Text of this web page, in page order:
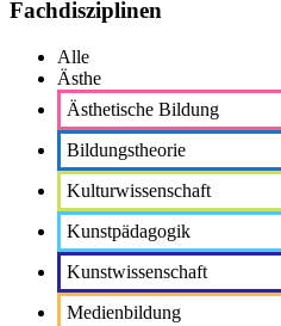
Fachdisziplinen
Alle
Ästhe
Ästhetische Bildung
Bildungstheorie
Kulturwissenschaft
Kunstpädagogik
Kunstwissenschaft
Medienbildung